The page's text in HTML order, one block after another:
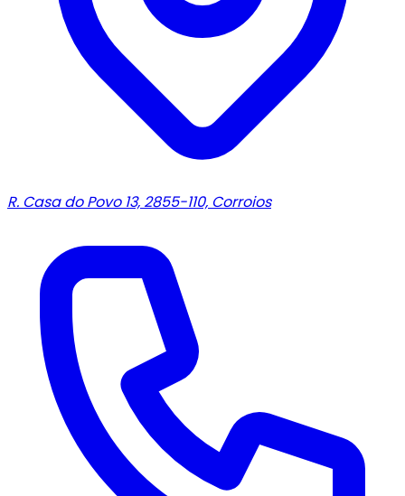
R. Casa do Povo 13, 2855-110, Corroios